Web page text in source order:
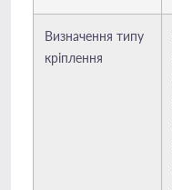
Визначення типу
кріплення